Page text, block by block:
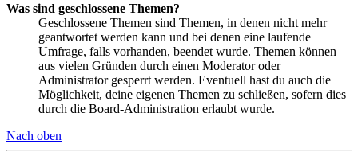
Was sind geschlossene Themen?
Geschlossene Themen sind Themen, in denen nicht mehr
geantwortet werden kann und bei denen eine laufende
Umfrage, falls vorhanden, beendet wurde. Themen können
aus vielen Gründen durch einen Moderator oder
Administrator gesperrt werden. Eventuell hast du auch die
Möglichkeit, deine eigenen Themen zu schließen, sofern dies
durch die Board-Administration erlaubt wurde.
Nach oben